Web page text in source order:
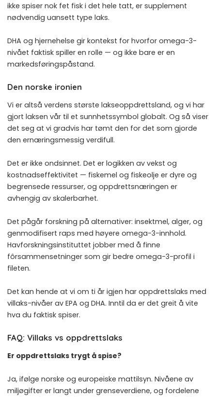
ikke spiser nok fet fisk i det hele tatt, er supplement
nødvendig uansett type laks.
DHA og hjernehelse gir kontekst for hvorfor omega-3-
nivået faktisk spiller en rolle — og ikke bare er en
markedsføringspåstand.
Den norske ironien
Vi er altså verdens største lakseoppdrettsland, og vi har
gjort laksen vår til et sunnhetssymbol globalt. Og så viser
det seg at vi gradvis har tømt den for det som gjorde
den ernæringsmessig verdifull.
Det er ikke ondsinnet. Det er logikken av vekst og
kostnadseffektivitet — fiskemel og fiskeolje er dyre og
begrensede ressurser, og oppdrettsnæringen er
avhengig av skalerbarhet.
Det pågår forskning på alternativer: insektmel, alger, og
genmodifisert raps med høyere omega-3-innhold.
Havforskningsinstituttet jobber med å finne
fôrsammensetninger som gir bedre omega-3-profil i
fileten.
Det kan hende at vi om ti år igjen har oppdrettslaks med
villaks-nivåer av EPA og DHA. Inntil da er det greit å vite
hva du faktisk spiser.
FAQ: Villaks vs oppdrettslaks
Er oppdrettslaks trygt å spise?
Ja, ifølge norske og europeiske mattilsyn. Nivåene av
miljøgifter er langt under grenseverdiene, og fordelene